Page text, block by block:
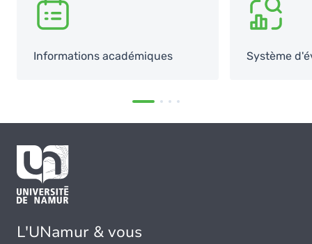
Informations académiques Système
L'UNamur & vous